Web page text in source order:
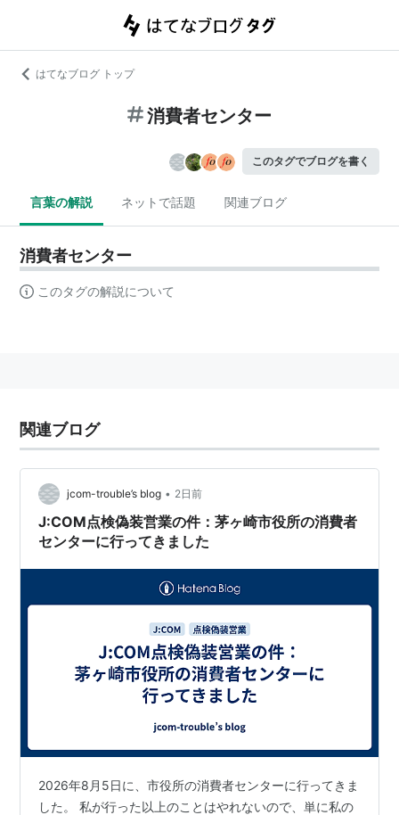
はてなブログ トップ
消費者センター
このタグでブログを書く
言葉の解説 ネットで話題 関連ブログ
消費者センター
このタグの解説について
関連ブログ
jcom-trouble’s blog • 2日前
J:COM点検偽装営業の件：茅ヶ崎市役所の消費者
センターに行ってきました
2026年8月5日に、市役所の消費者センターに行ってきま
した。 私が行った以上のことはやれないので、単に私の